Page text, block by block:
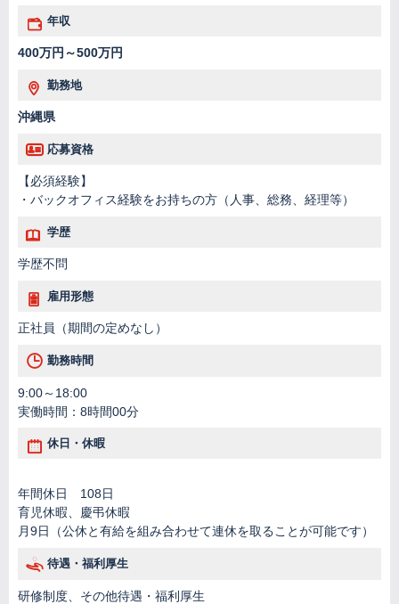
年収
400万円～500万円
勤務地
沖縄県
応募資格
【必須経験】
・バックオフィス経験をお持ちの方（人事、総務、経理等）
学歴
学歴不問
雇用形態
正社員（期間の定めなし）
勤務時間
9:00～18:00
実働時間：8時間00分
休日・休暇
年間休日 108日
育児休暇、慶弔休暇
月9日（公休と有給を組み合わせて連休を取ることが可能です）
待遇・福利厚生
研修制度、その他待遇・福利厚生